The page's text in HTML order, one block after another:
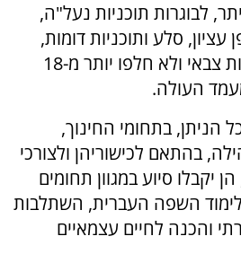
לבוגרות תוכניות נעל"ה,
עציון, סלע ותוכניות דומות,
המחזיקות בפטור משירות צבאי ולא חלפו יותר מ-18
העולה.
הניתן, בתחומי החינוך,
בהתאם לכישוריהן ולצורכי
יקבלו סיוע במגוון תחומים
לימוד השפה העברית, השתלבות
והכנה לחיים עצמאיים